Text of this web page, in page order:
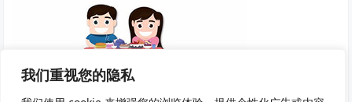
我们重视您的隐私